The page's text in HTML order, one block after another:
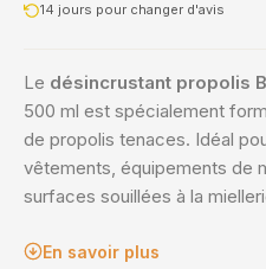
14 jours pour changer d'avis
Le désincrustant propolis
500 ml est spécialement
de propolis tenaces. Idéal
vêtements, équipements de
surfaces souillées à la
En savoir plus